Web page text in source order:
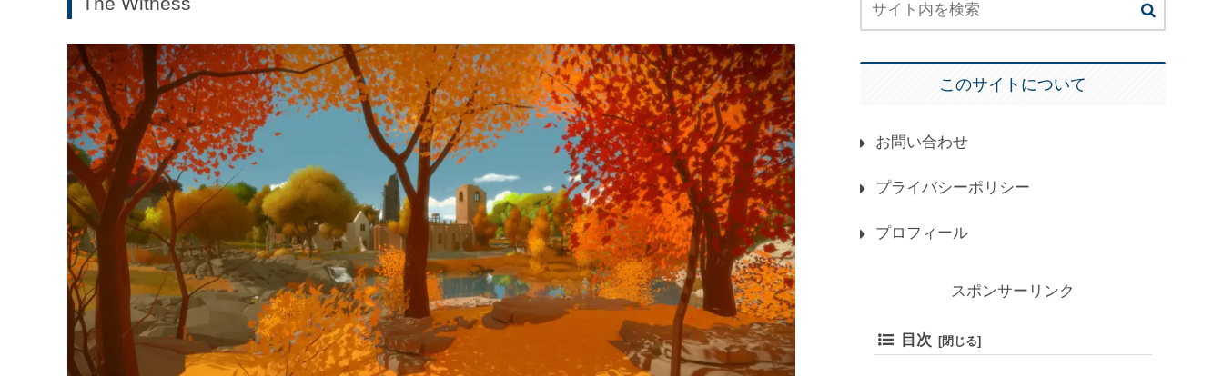
このサイトについて
お問い合わせ
プライバシーポリシー
プロフィール
スポンサーリンク
目次